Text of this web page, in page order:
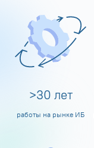
>30 лет
работы на рынке ИБ